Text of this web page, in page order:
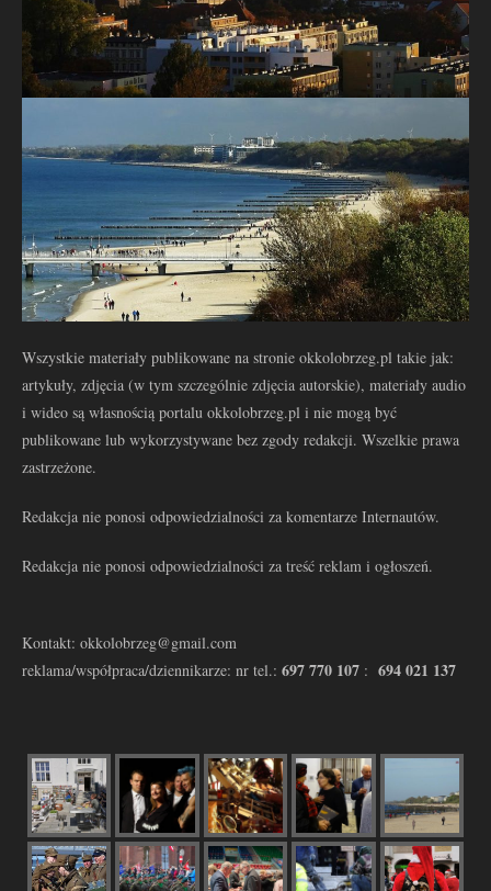
Wszystkie materiały publikowane na stronie okkolobrzeg.pl takie jak:
artykuły, zdjęcia (w tym szczególnie zdjęcia autorskie), materiały audio
i wideo są własnością portalu okkolobrzeg.pl i nie mogą być
publikowane lub wykorzystywane bez zgody redakcji. Wszelkie prawa
zastrzeżone.
Redakcja nie ponosi odpowiedzialności za komentarze Internautów.
Redakcja nie ponosi odpowiedzialności za treść reklam i ogłoszeń.
Kontakt: okkolobrzeg@gmail.com
reklama/współpraca/dziennikarze: nr tel.: 697 770 107 : 694 021 137